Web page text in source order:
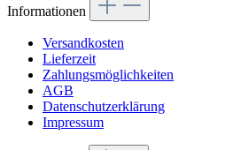
Informationen
Versandkosten
Lieferzeit
Zahlungsmöglichkeiten
AGB
Datenschutzerklärung
Impressum